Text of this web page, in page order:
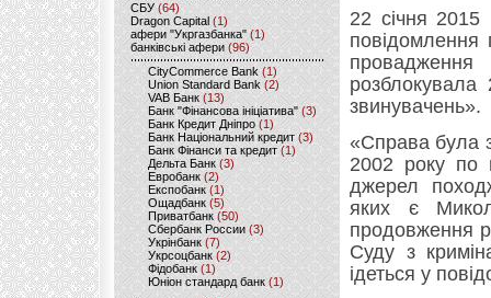
CБУ (64)
Dragon Capital (1)
афери "Укргазбанка" (1)
банківські афери (96)
CityCommerce Bank (1)
Union Standard Bank (2)
VAB Банк (13)
Банк "Фінансова ініціатива" (3)
Банк Кредит Дніпро (1)
Банк Національний кредит (3)
Банк Фінанси та кредит (1)
Дельта Банк (3)
Евробанк(2)
Експобанк (1)
Ощадбанк(5)
Приватбанк (50)
Сбербанк России (3)
Укрінбанк(7)
Укрсоцбанк (2)
Фідобанк (1)
Юніон стандард банк(1)
22 січня 2015
повідомлення
розблокувала
звинувачень».
«Справа була
2002 року по
джерел
яких є
продовження
Суду з
ідеться у